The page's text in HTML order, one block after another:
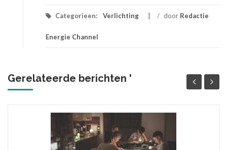
Categorieen: Verlichting / door Redactie
Energie Channel
Gerelateerde berichten '